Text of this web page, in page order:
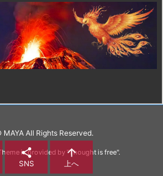
MAYAAll Rights Reserved.
is provided by "Thought is free".

SNS

上へ